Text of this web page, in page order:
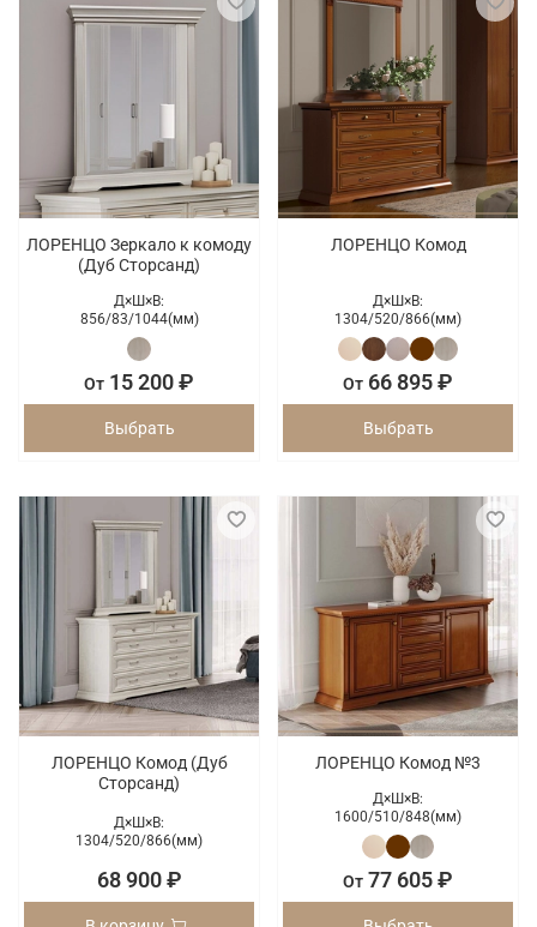
ЛОРЕНЦО Зеркало к комоду
(Дуб Сторсанд)
Д×Ш×В:
856/83/1044(мм)
От 15 200 ₽
Выбрать
ЛОРЕНЦО Комод
Д×Ш×В:
1304/520/866(мм)
От 66 895 ₽
Выбрать
ЛОРЕНЦО Комод (Дуб
Сторсанд)
Д×Ш×В:
1304/520/866(мм)
68 900 ₽
ЛОРЕНЦО Комод №3
Д×Ш×В:
1600/510/848(мм)
От 77 605 ₽